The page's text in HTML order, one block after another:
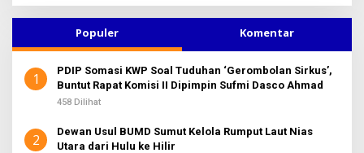
A
K
2
i
n
u
k
Populer Komentar
1
PDIP Somasi KWP Soal Tuduhan ‘Gerombolan Sirkus’,
Buntut Rapat Komisi II Dipimpin Sufmi Dasco Ahmad
458 Dilihat
2
Dewan Usul BUMD Sumut Kelola Rumput Laut Nias
Utara dari Hulu ke Hilir